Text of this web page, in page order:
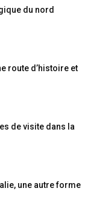
du nord
route d’histoire et
de visite dans la
une autre forme